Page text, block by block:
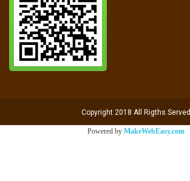
Copyright 2018 All Rigths Served
Powered by MakeWebEasy.com